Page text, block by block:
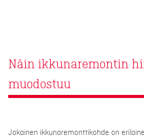
Näin ikkunaremontin
muodostuu
Jokainen ikkunaremonttikohde on